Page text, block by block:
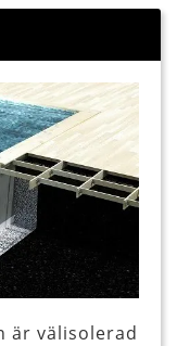
är välisolerad